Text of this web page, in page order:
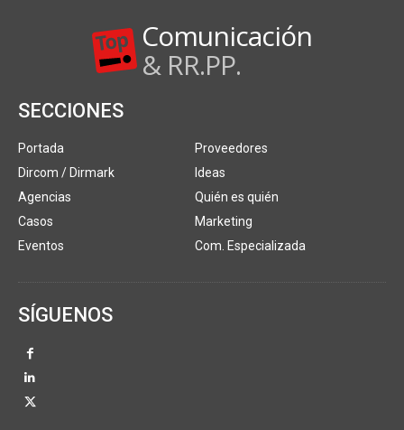
Comunicación
& RR.PP.
SECCIONES
Portada
Dircom / Dirmark
Agencias
Casos
Eventos
Proveedores
Ideas
Quién es quién
Marketing
Com. Especializada
SÍGUENOS